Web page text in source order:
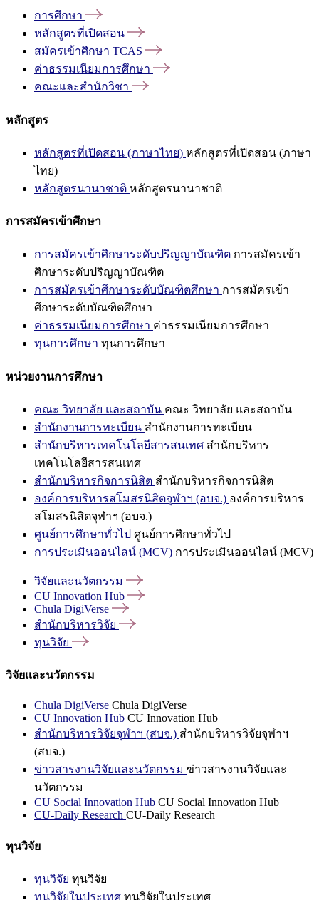
การศึกษา
หลักสูตรที่เปิดสอน
สมัครเข้าศึกษา TCAS
ค่าธรรมเนียมการศึกษา
คณะและสำนักวิชา
หลักสูตร
หลักสูตรที่เปิดสอน (ภาษาไทย) หลักสูตรที่เปิดสอน (ภาษา
ไทย)
หลักสูตรนานาชาติ หลักสูตรนานาชาติ
การสมัครเข้าศึกษา
การสมัครเข้าศึกษาระดับปริญญาบัณฑิต การสมัครเข้า
ศึกษาระดับปริญญาบัณฑิต
การสมัครเข้าศึกษาระดับบัณฑิตศึกษา การสมัครเข้า
ศึกษาระดับบัณฑิตศึกษา
ค่าธรรมเนียมการศึกษา ค่าธรรมเนียมการศึกษา
ทุนการศึกษา ทุนการศึกษา
หน่วยงานการศึกษา
คณะ วิทยาลัย และสถาบัน คณะ วิทยาลัย และสถาบัน
สำนักงานการทะเบียน สำนักงานการทะเบียน
สำนักบริหารเทคโนโลยีสารสนเทศ สำนักบริหาร
เทคโนโลยีสารสนเทศ
สำนักบริหารกิจการนิสิต สำนักบริหารกิจการนิสิต
องค์การบริหารสโมสรนิสิตจุฬาฯ (อบจ.) องค์การบริหาร
สโมสรนิสิตจุฬาฯ (อบจ.)
ศูนย์การศึกษาทั่วไป ศูนย์การศึกษาทั่วไป
การประเมินออนไลน์ (MCV) การประเมินออนไลน์ (MCV)
วิจัยและนวัตกรรม
CU Innovation Hub
Chula DigiVerse
สำนักบริหารวิจัย
ทุนวิจัย
วิจัยและนวัตกรรม
Chula DigiVerse Chula DigiVerse
CU Innovation Hub CU Innovation Hub
สำนักบริหารวิจัยจุฬาฯ (สบจ.) สำนักบริหารวิจัยจุฬาฯ
(สบจ.)
ข่าวสารงานวิจัยและนวัตกรรม ข่าวสารงานวิจัยและ
นวัตกรรม
CU Social Innovation Hub CU Social Innovation Hub
CU-Daily Research CU-Daily Research
ทุนวิจัย
ทุนวิจัย ทุนวิจัย
ทุนวิจัยในประเทศ ทุนวิจัยในประเทศ